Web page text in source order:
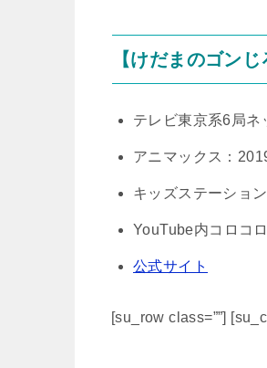
【けだまのゴン
テレビ東京系6局
アニマックス：
キッズステーショ
YouTube内コロコ
公式サイト
[su_row class=””]